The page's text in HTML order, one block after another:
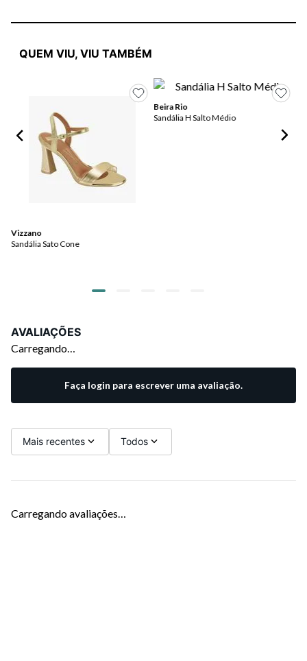
QUEM VIU, VIU TAMBÉM
Vizzano
Sandália Sato Cone
Beira Rio
Sandália H Salto Médio
AVALIAÇÕES
Carregando…
Faça login para escrever uma avaliação.
Mais recentes Todos
Carregando avaliações…